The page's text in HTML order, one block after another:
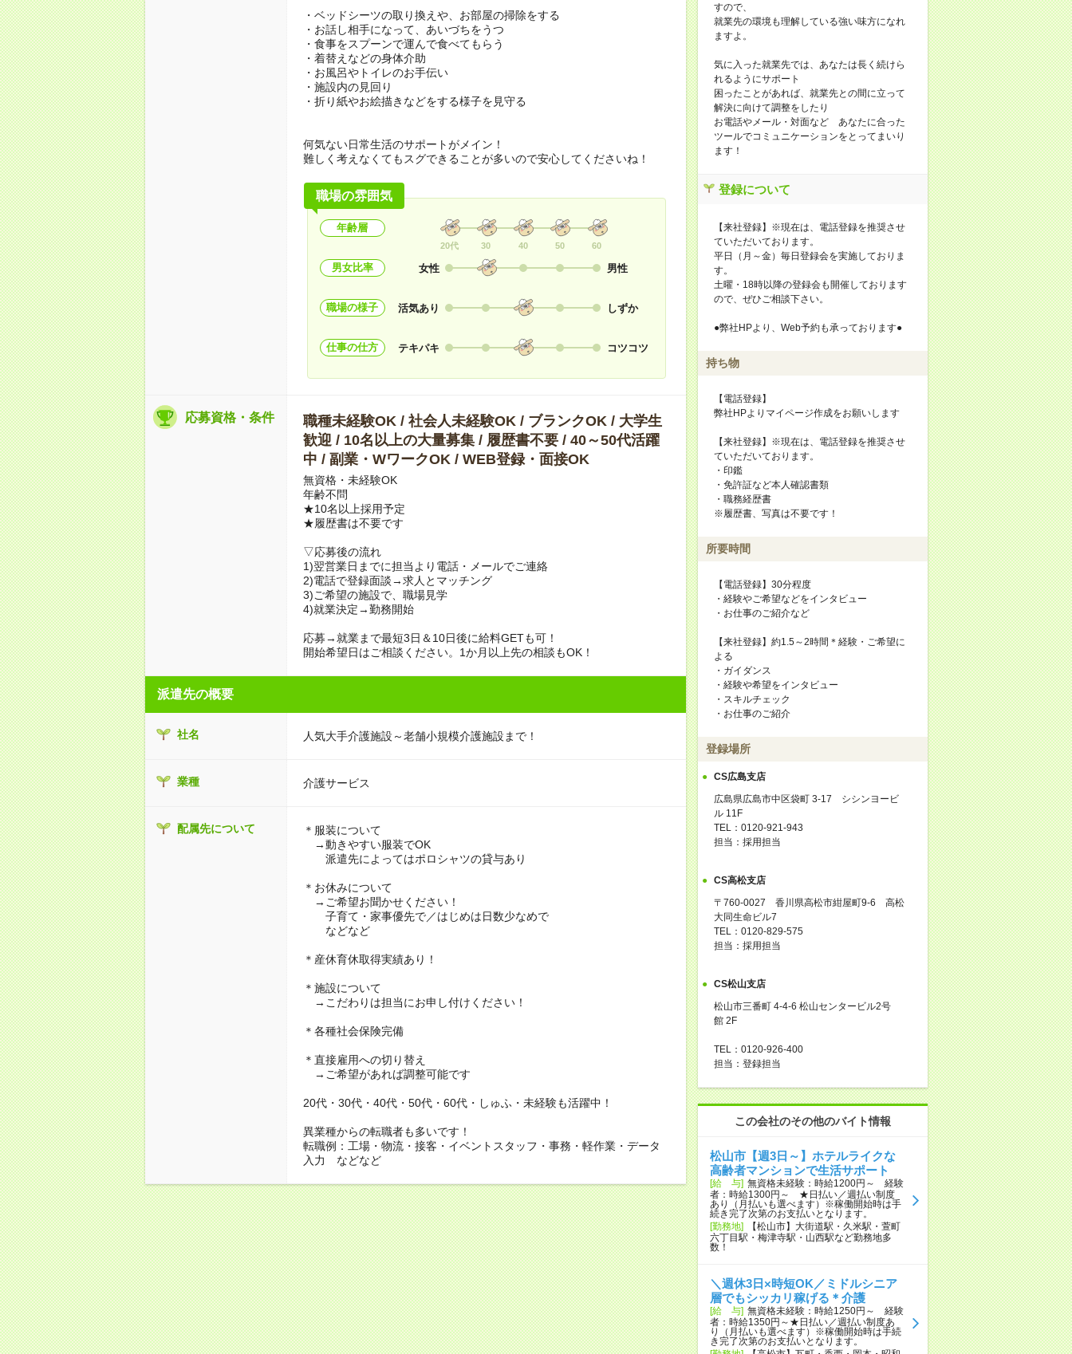
・ベッドシーツの取り換えや、お部屋の掃除をする
・お話し相手になって、あいづちをうつ
・食事をスプーンで運んで食べてもらう
・着替えなどの身体介助
・お風呂やトイレのお手伝い
・施設内の見回り
・折り紙やお絵描きなどをする様子を見守る
何気ない日常生活のサポートがメイン！
難しく考えなくてもスグできることが多いので安心してくださいね！
職場の雰囲気
年齢層
20代 30 40 50 60
男女比率 女性 男性
職場の様子 活気あり しずか
仕事の仕方 テキパキ コツコツ
応募資格・条件
職種未経験OK / 社会人未経験OK / ブランクOK / 大学生
歓迎 / 10名以上の大量募集 / 履歴書不要 / 40～50代活躍
中 / 副業・WワークOK / WEB登録・面接OK
無資格・未経験OK
年齢不問
★10名以上採用予定
★履歴書は不要です
▽応募後の流れ
1)翌営業日までに担当より電話・メールでご連絡
2)電話で登録面談→求人とマッチング
3)ご希望の施設で、職場見学
4)就業決定→勤務開始
応募→就業まで最短3日＆10日後に給料GETも可！
開始希望日はご相談ください。1か月以上先の相談もOK！
派遣先の概要
社名 人気大手介護施設～老舗小規模介護施設まで！
業種 介護サービス
配属先について
＊服装について
→動きやすい服装でOK
派遣先によってはポロシャツの貸与あり
＊お休みについて
→ご希望お聞かせください！
子育て・家事優先で／はじめは日数少なめで
などなど
＊産休育休取得実績あり！
＊施設について
→こだわりは担当にお申し付けください！
＊各種社会保険完備
＊直接雇用への切り替え
→ご希望があれば調整可能です
20代・30代・40代・50代・60代・しゅふ・未経験も活躍中！
異業種からの転職者も多いです！
転職例：工場・物流・接客・イベントスタッフ・事務・軽作業・データ
入力 などなど
すので、
就業先の環境も理解している強い味方になれ
ますよ。
気に入った就業先では、あなたは長く続けら
れるようにサポート
困ったことがあれば、就業先との間に立って
解決に向けて調整をしたり
お電話やメール・対面など あなたに合った
ツールでコミュニケーションをとってまいり
ます！
登録について
【来社登録】※現在は、電話登録を推奨させ
ていただいております。
平日（月～金）毎日登録会を実施しておりま
す。
土曜・18時以降の登録会も開催しております
ので、ぜひご相談下さい。
●弊社HPより、Web予約も承っております●
持ち物
【電話登録】
弊社HPよりマイページ作成をお願いします
【来社登録】※現在は、電話登録を推奨させ
ていただいております。
・印鑑
・免許証など本人確認書類
・職務経歴書
※履歴書、写真は不要です！
所要時間
【電話登録】30分程度
・経験やご希望などをインタビュー
・お仕事のご紹介など
【来社登録】約1.5～2時間＊経験・ご希望に
よる
・ガイダンス
・経験や希望をインタビュー
・スキルチェック
・お仕事のご紹介
登録場所
CS広島支店
広島県広島市中区袋町 3-17 シシンヨービ
ル 11F
TEL：0120-921-943
担当：採用担当
CS高松支店
〒760-0027 香川県高松市紺屋町9-6 高松
大同生命ビル7
TEL：0120-829-575
担当：採用担当
CS松山支店
松山市三番町 4-4-6 松山センタービル2号
館 2F
TEL：0120-926-400
担当：登録担当
この会社のその他のバイト情報
松山市【週3日～】ホテルライクな
高齢者マンションで生活サポート
[給 与] 無資格未経験：時給1200円～ 経験
者：時給1300円～ ★日払い／週払い制度
あり（月払いも選べます）※稼働開始時は手
続き完了次第のお支払いとなります。
[勤務地]
【松山市】大街道駅・久米駅・萱町
六丁目駅・梅津寺駅・山西駅など勤務地多
数！
＼週休3日×時短OK／ミドルシニア
層でもシッカリ稼げる＊介護
[給 与] 無資格未経験：時給1250円～ 経験
者：時給1350円～★日払い／週払い制度あ
り（月払いも選べます）※稼働開始時は手続
き完了次第のお支払いとなります。